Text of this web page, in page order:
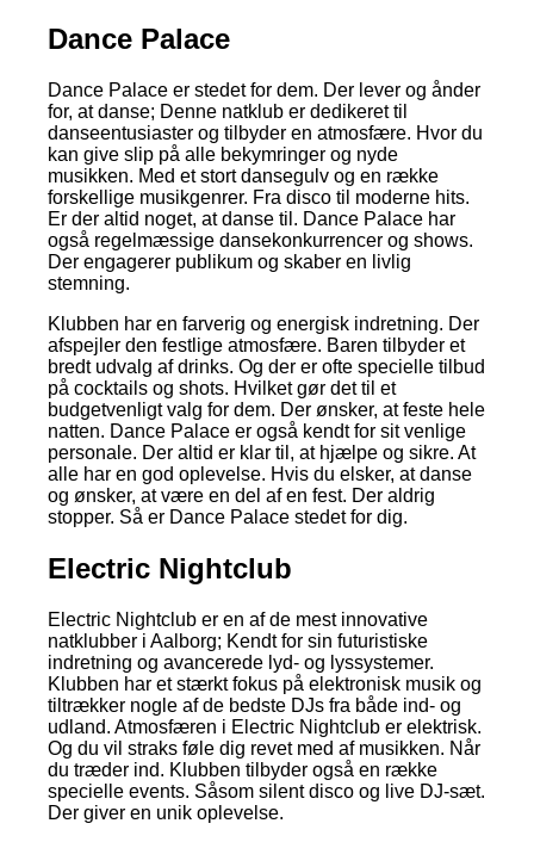
Dance Palace
Dance Palace er stedet for dem. Der lever og ånder
for, at danse; Denne natklub er dedikeret til
danseentusiaster og tilbyder en atmosfære. Hvor du
kan give slip på alle bekymringer og nyde
musikken. Med et stort dansegulv og en række
forskellige musikgenrer. Fra disco til moderne hits.
Er der altid noget, at danse til. Dance Palace har
også regelmæssige dansekonkurrencer og shows.
Der engagerer publikum og skaber en livlig
stemning.
Klubben har en farverig og energisk indretning. Der
afspejler den festlige atmosfære. Baren tilbyder et
bredt udvalg af drinks. Og der er ofte specielle tilbud
på cocktails og shots. Hvilket gør det til et
budgetvenligt valg for dem. Der ønsker, at feste hele
natten. Dance Palace er også kendt for sit venlige
personale. Der altid er klar til, at hjælpe og sikre. At
alle har en god oplevelse. Hvis du elsker, at danse
og ønsker, at være en del af en fest. Der aldrig
stopper. Så er Dance Palace stedet for dig.
Electric Nightclub
Electric Nightclub er en af de mest innovative
natklubber i Aalborg; Kendt for sin futuristiske
indretning og avancerede lyd- og lyssystemer.
Klubben har et stærkt fokus på elektronisk musik og
tiltrækker nogle af de bedste DJs fra både ind- og
udland. Atmosfæren i Electric Nightclub er elektrisk.
Og du vil straks føle dig revet med af musikken. Når
du træder ind. Klubben tilbyder også en række
specielle events. Såsom silent disco og live DJ-sæt.
Der giver en unik oplevelse.